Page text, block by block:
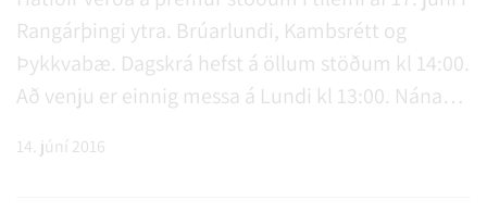
Rangárþingi ytra. Brúarlundi, Kambsrétt og
Þykkvabæ. Dagskrá hefst á öllum stöðum kl 14:00.
Að venju er einnig messa á Lundi kl 13:00. Nánari
fréttina.
14. júní 2016